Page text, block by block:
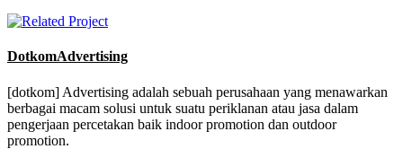
DotkomAdvertising
[dotkom] Advertising adalah sebuah perusahaan yang menawarkan
berbagai macam solusi untuk suatu periklanan atau jasa dalam
pengerjaan percetakan baik indoor promotion dan outdoor
promotion.